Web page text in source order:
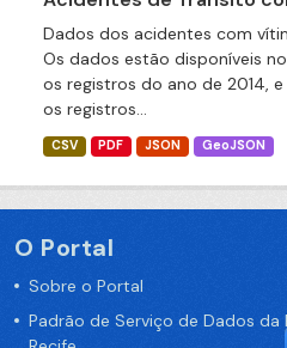
Dados dos acidentes com
Os dados estão disponíveis
os registros do ano de 2014,
os registros...
CSV PDF JSON GeoJSON
O Portal
Sobre o Portal
Padrão de Serviço de Dados